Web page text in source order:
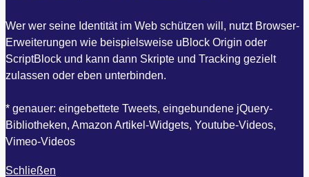
Wer wer seine Identität im Web schützen will, nutzt Browser-
Erweiterungen wie beispielsweise uBlock Origin oder
ScriptBlock und kann dann Skripte und Tracking gezielt
zulassen oder eben unterbinden.
* genauer: eingebettete Tweets, eingebundene jQuery-
Bibliotheken, Amazon Artikel-Widgets, Youtube-Videos,
Vimeo-Videos
Schließen